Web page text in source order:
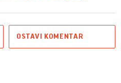
OSTAVI KOMENTAR